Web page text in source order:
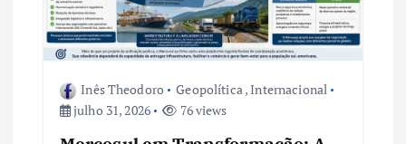
P
o
Inês Theodoro Geopolítica,Internacional
julho 31, 2026
76 views